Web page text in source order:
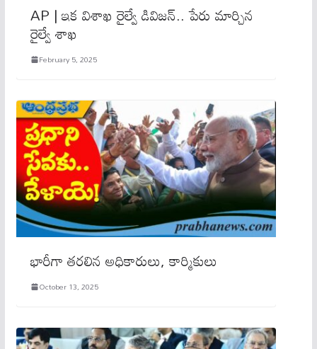
AP | ఇక విశాఖ రైల్వే డివిజ‌న్.. పేరు మార్చిన
రైల్వే శాఖ‌
February 5, 2025
భారీగా తరలిన అధికారులు, కార్మికులు
October 13, 2025